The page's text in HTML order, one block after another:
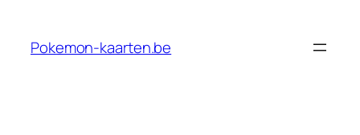
Pokemon-kaarten.be